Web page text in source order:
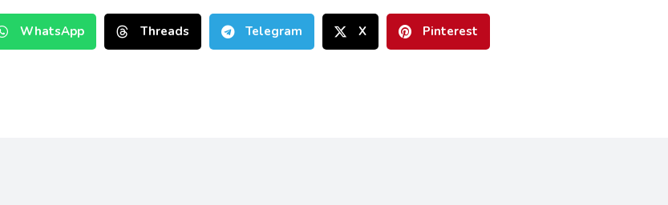
WhatsApp Threads Telegram X Pinterest